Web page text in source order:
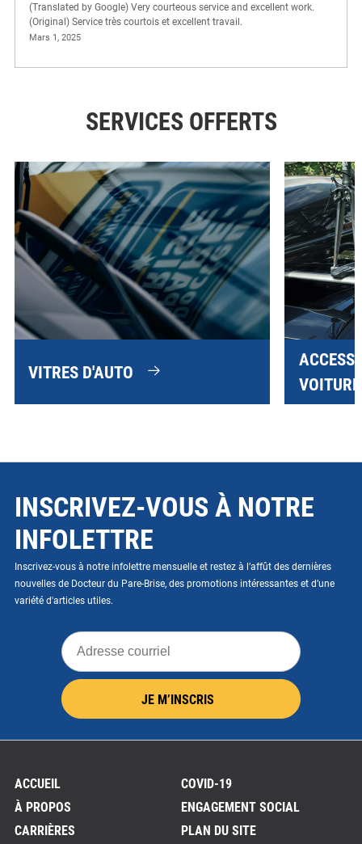
(Translated by Google) Very courteous service and excellent work.
(Original) Service très courtois et excellent travail.
Mars 1, 2025
SERVICES OFFERTS
VITRES D'AUTO
INSCRIVEZ-VOUS À NOTRE
INFOLETTRE
Inscrivez-vous à notre infolettre mensuelle et restez à l’affût des dernières
nouvelles de Docteur du Pare-Brise, des promotions intéressantes et d’une
variété d'articles utiles.
Adresse
courriel
JE M’INSCRIS
ACCUEIL
À PROPOS
CARRIÈRES
COVID-19
ENGAGEMENT SOCIAL
PLAN DU SITE